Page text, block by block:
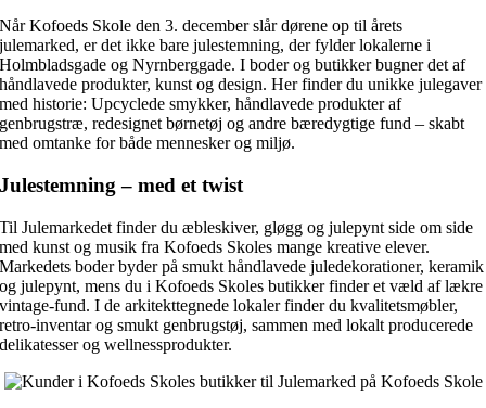
Når Kofoeds Skole den 3. december slår dørene op til årets
julemarked, er det ikke bare julestemning, der fylder lokalerne i
Holmbladsgade og Nyrnberggade. I boder og butikker bugner det af
håndlavede produkter, kunst og design. Her finder du unikke julegaver
med historie: Upcyclede smykker, håndlavede produkter af
genbrugstræ, redesignet børnetøj og andre bæredygtige fund – skabt
med omtanke for både mennesker og miljø.
Julestemning – med et twist
Til Julemarkedet finder du æbleskiver, gløgg og julepynt side om side
med kunst og musik fra Kofoeds Skoles mange kreative elever.
Markedets boder byder på smukt håndlavede juledekorationer, keramik
og julepynt, mens du i Kofoeds Skoles butikker finder et væld af lækre
vintage-fund. I de arkitekttegnede lokaler finder du kvalitetsmøbler,
retro-inventar og smukt genbrugstøj, sammen med lokalt producerede
delikatesser og wellnessprodukter.